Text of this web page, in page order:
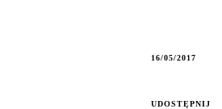
16/05/2017
UDOSTĘPNIJ